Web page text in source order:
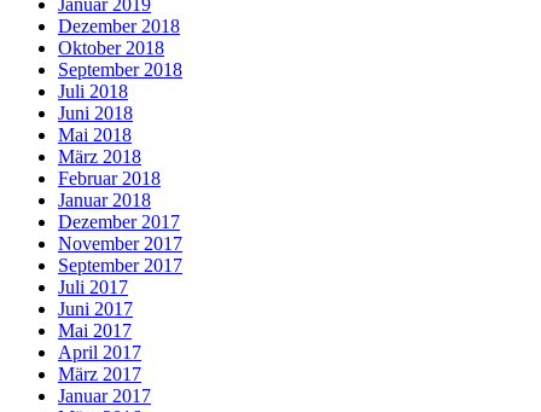
Dezember 2018
Oktober 2018
September 2018
Juli 2018
Juni 2018
Mai 2018
März 2018
Februar 2018
Januar 2018
Dezember 2017
November 2017
September 2017
Juli 2017
Juni 2017
Mai 2017
April 2017
März 2017
Januar 2017